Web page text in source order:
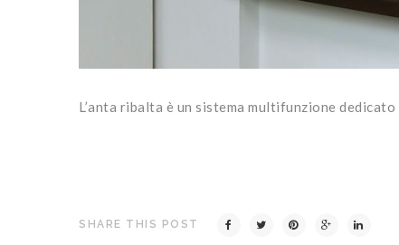
L’anta ribalta è un sistema multifunzione
SHARE THIS POST